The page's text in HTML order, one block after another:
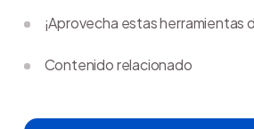
¡Aprovecha estas herramientas
Contenido relacionado